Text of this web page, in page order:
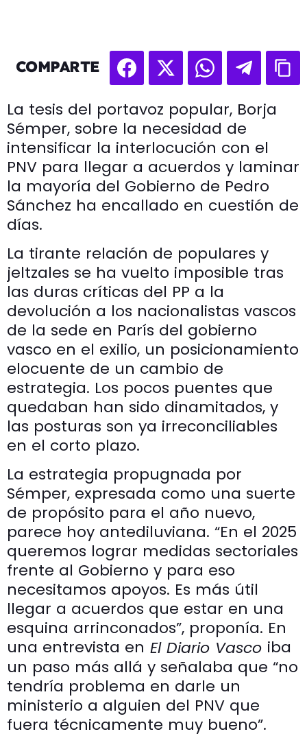
COMPARTE
La tesis del portavoz popular, Borja
Sémper, sobre la necesidad de
intensificar la interlocución con el
PNV para llegar a acuerdos y laminar
la mayoría del Gobierno de Pedro
Sánchez ha encallado en cuestión de
días.
La tirante relación de populares y
jeltzales se ha vuelto imposible tras
las duras críticas del PP a la
devolución a los nacionalistas vascos
de la sede en París del gobierno
vasco en el exilio, un posicionamiento
elocuente de un cambio de
estrategia. Los pocos puentes que
quedaban han sido dinamitados, y
las posturas son ya irreconciliables
en el corto plazo.
La estrategia propugnada por
Sémper, expresada como una suerte
de propósito para el año nuevo,
parece hoy antediluviana. “En el 2025
queremos lograr medidas sectoriales
frente al Gobierno y para eso
necesitamos apoyos. Es más útil
llegar a acuerdos que estar en una
esquina arrinconados”, proponía. En
una entrevista en El Diario Vasco iba
un paso más allá y señalaba que “no
tendría problema en darle un
ministerio a alguien del PNV que
fuera técnicamente muy bueno”.